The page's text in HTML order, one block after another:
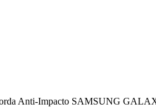
Anti-Impacto SAMSUNG